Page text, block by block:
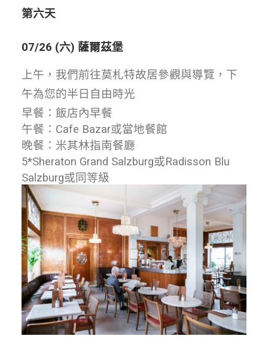
第六天
07/26 (六) 薩爾茲堡
上午，我們前往莫札特故居參觀與導覽，下
午為您的半日自由時光
早餐：飯店內早餐
午餐：Cafe Bazar或當地餐館
晚餐：米其林指南餐廳
5*Sheraton Grand Salzburg或Radisson Blu
Salzburg或同等級